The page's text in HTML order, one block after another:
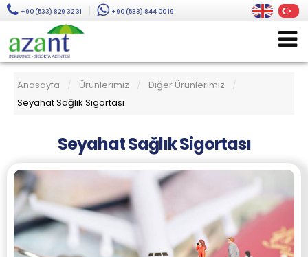
+90 (533) 829 32 31 | +90 (533) 844 00 19
Anasayfa / Ürünlerimiz / Diğer Ürünlerimiz /
Seyahat Sağlık Sigortası
Seyahat Sağlık Sigortası